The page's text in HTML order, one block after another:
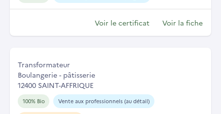
Voir le certificat Voir la fiche
Transformateur
Boulangerie - pâtisserie
12400 SAINT-AFFRIQUE
100% Bio Vente aux professionnels (au détail)